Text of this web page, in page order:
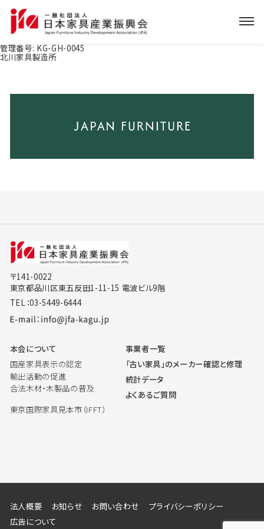
管理番号: KG-GH-0045
北川家具製造所
〒141-0022
東京都品川区東五反田1-11-15 電波ビル9階
TEL：03-5449-6444
本会について
国産家具表示の認定
輸出活動の促進
合法木材・木製品の普及
東京国際家具見本市（IFFT）
事業者一覧
「古い家具」のメーカー確認と修理
統計データ
よくあるご質問
法人概要 お知らせ お問い合わせ
プライバシーポリシー
広告について